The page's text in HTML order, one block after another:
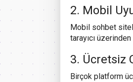
2. Mobil
Mobil sohbet
tarayıcı
3. Ücretsiz
Birçok platform